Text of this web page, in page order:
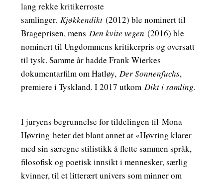
lang rekke kritikerroste
samlinger. Kjøkkendikt(2012) ble nominert til
Brageprisen, mens Den kvite vegen (2016) ble
nominert til Ungdommens kritikerpris og oversatt
til tysk. Samme år hadde Frank Wierkes
dokumentarfilm om Hatløy, Der Sonnenfuchs,
premiere i Tyskland. I 2017 utkom Dikt i samling.
I juryens begrunnelse for tildelingen til Mona
Høvring heter det blant annet at «Høvring klarer
med sin særegne stilistikk å flette sammen språk,
filosofisk og poetisk innsikt i mennesker, særlig
kvinner, til et litterært univers som minner om